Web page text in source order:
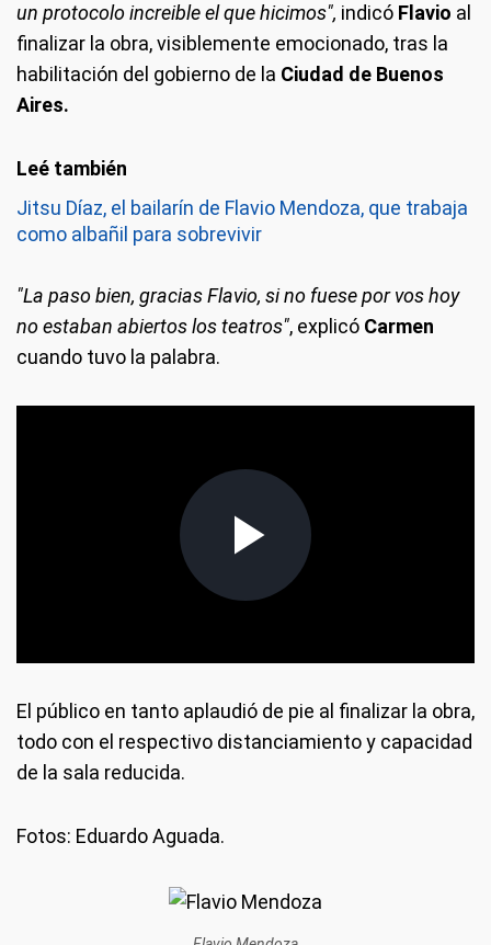
un protocolo increible el que hicimos", indicó Flavio al
finalizar la obra, visiblemente emocionado, tras la
habilitación del gobierno de la Ciudad de Buenos
Aires.
Jitsu Díaz, el bailarín de Flavio Mendoza, que trabaja
como albañil para sobrevivir
"La paso bien, gracias Flavio, si no fuese por vos hoy
no estaban abiertos los teatros", explicó Carmen
cuando tuvo la palabra.
El público en tanto aplaudió de pie al finalizar la obra,
todo con el respectivo distanciamiento y capacidad
de la sala reducida.
Fotos: Eduardo Aguada.